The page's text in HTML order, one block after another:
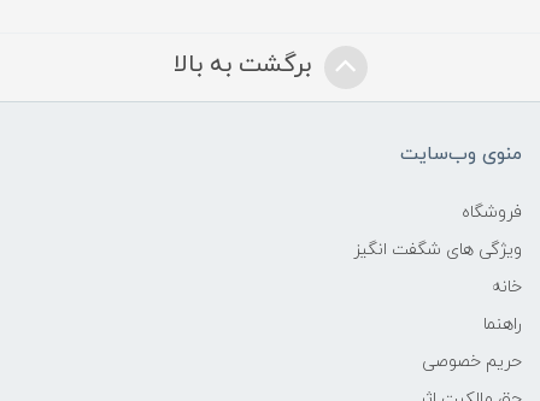
برگشت به بالا
منوی وب‌سایت
فروشگاه
ویژگی های شگفت انگیز
خانه
راهنما
حریم خصوصی